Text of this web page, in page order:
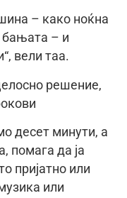
– како ноќна
бањата – и
вели таа.
решение,
десет минути, а
помага да ја
пријатно или
или